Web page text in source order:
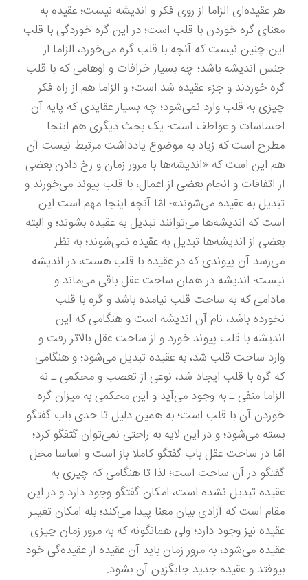
هر عقیده‌ای الزاما از روی فکر و اندیشه نیست؛ عقیده به
معنای گره خوردن با قلب است؛ در این گره خوردگی با قلب
این چنین نیست که آنچه با قلب گره می‌خورد، الزاما از
جنس اندیشه باشد؛ چه بسیار خرافات و اوهامی که با قلب
گره خوردند و جزء عقیده شد است؛ و الزاما هم از راه فکر
چیزی به قلب وارد نمی‌شود؛ چه بسیار عقایدی که پایه آن
احساسات و عواطف است؛ یک بحث دیگری هم اینجا
مطرح است که زیاد به موضوع یادداشت مرتبط نیست آن
هم این است که «اندیشه‌ها با مرور زمان و رخ دادن بعضی
از اتفاقات و انجام بعضی از اعمال، با قلب پیوند می‌خورند و
تبدیل به عقیده می‌شوند»؛ امّا آنچه اینجا مهم است این
است که اندیشه‌ها می‌توانند تبدیل به عقیده بشوند؛ و البته
بعضی از اندیشه‌ها تبدیل به عقیده نمی‌شوند؛ به نظر
می‌رسد آن پیوندی که در عقیده با قلب هست، در اندیشه
نیست؛ اندیشه در همان ساحت عقل باقی می‌ماند و
مادامی که به ساحت قلب نیامده باشد و گره با قلب
نخورده باشد، نام آن اندیشه است و هنگامی که این
اندیشه با قلب پیوند خورد و از ساحت عقل بالا‌تر رفت و
وارد ساحت قلب شد، به عقیده تبدیل می‌شود؛ و هنگامی
که گره با قلب ایجاد شد، نوعی از تعصب و محکمی ـ نه
الزاما منفی ـ به وجود می‌آید و این محکمی به میزان گره
خوردن آن با قلب است؛ به همین دلیل تا حدی باب گفتگو
بسته می‌شود؛ و در این لایه به راحتی نمی‌توان گتفگو کرد؛
امّا در ساحت عقل باب گفتگو کاملا باز است و اساسا محل
گفتگو در آن ساحت است؛ لذا تا هنگامی که چیزی به
عقیده تبدیل نشده است، امکان گفتگو وجود دارد و در این
مقام است که آزادی بیان معنا پیدا می‌کند؛ بله امکان تغییر
عقیده نیز وجود دارد؛ ولی همانگونه که به مرور زمان چیزی
عقیده می‌شود، به مرور زمان باید آن عقیده از عقیده‌گی خود
بیوفتد و عقیده جدید جایگزین آن بشود.